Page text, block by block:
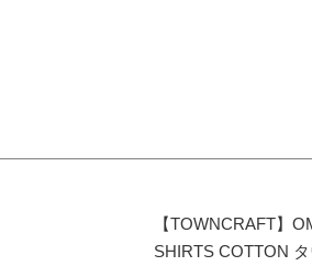
【TOWNCRAFT】
SHIRTS COTTON